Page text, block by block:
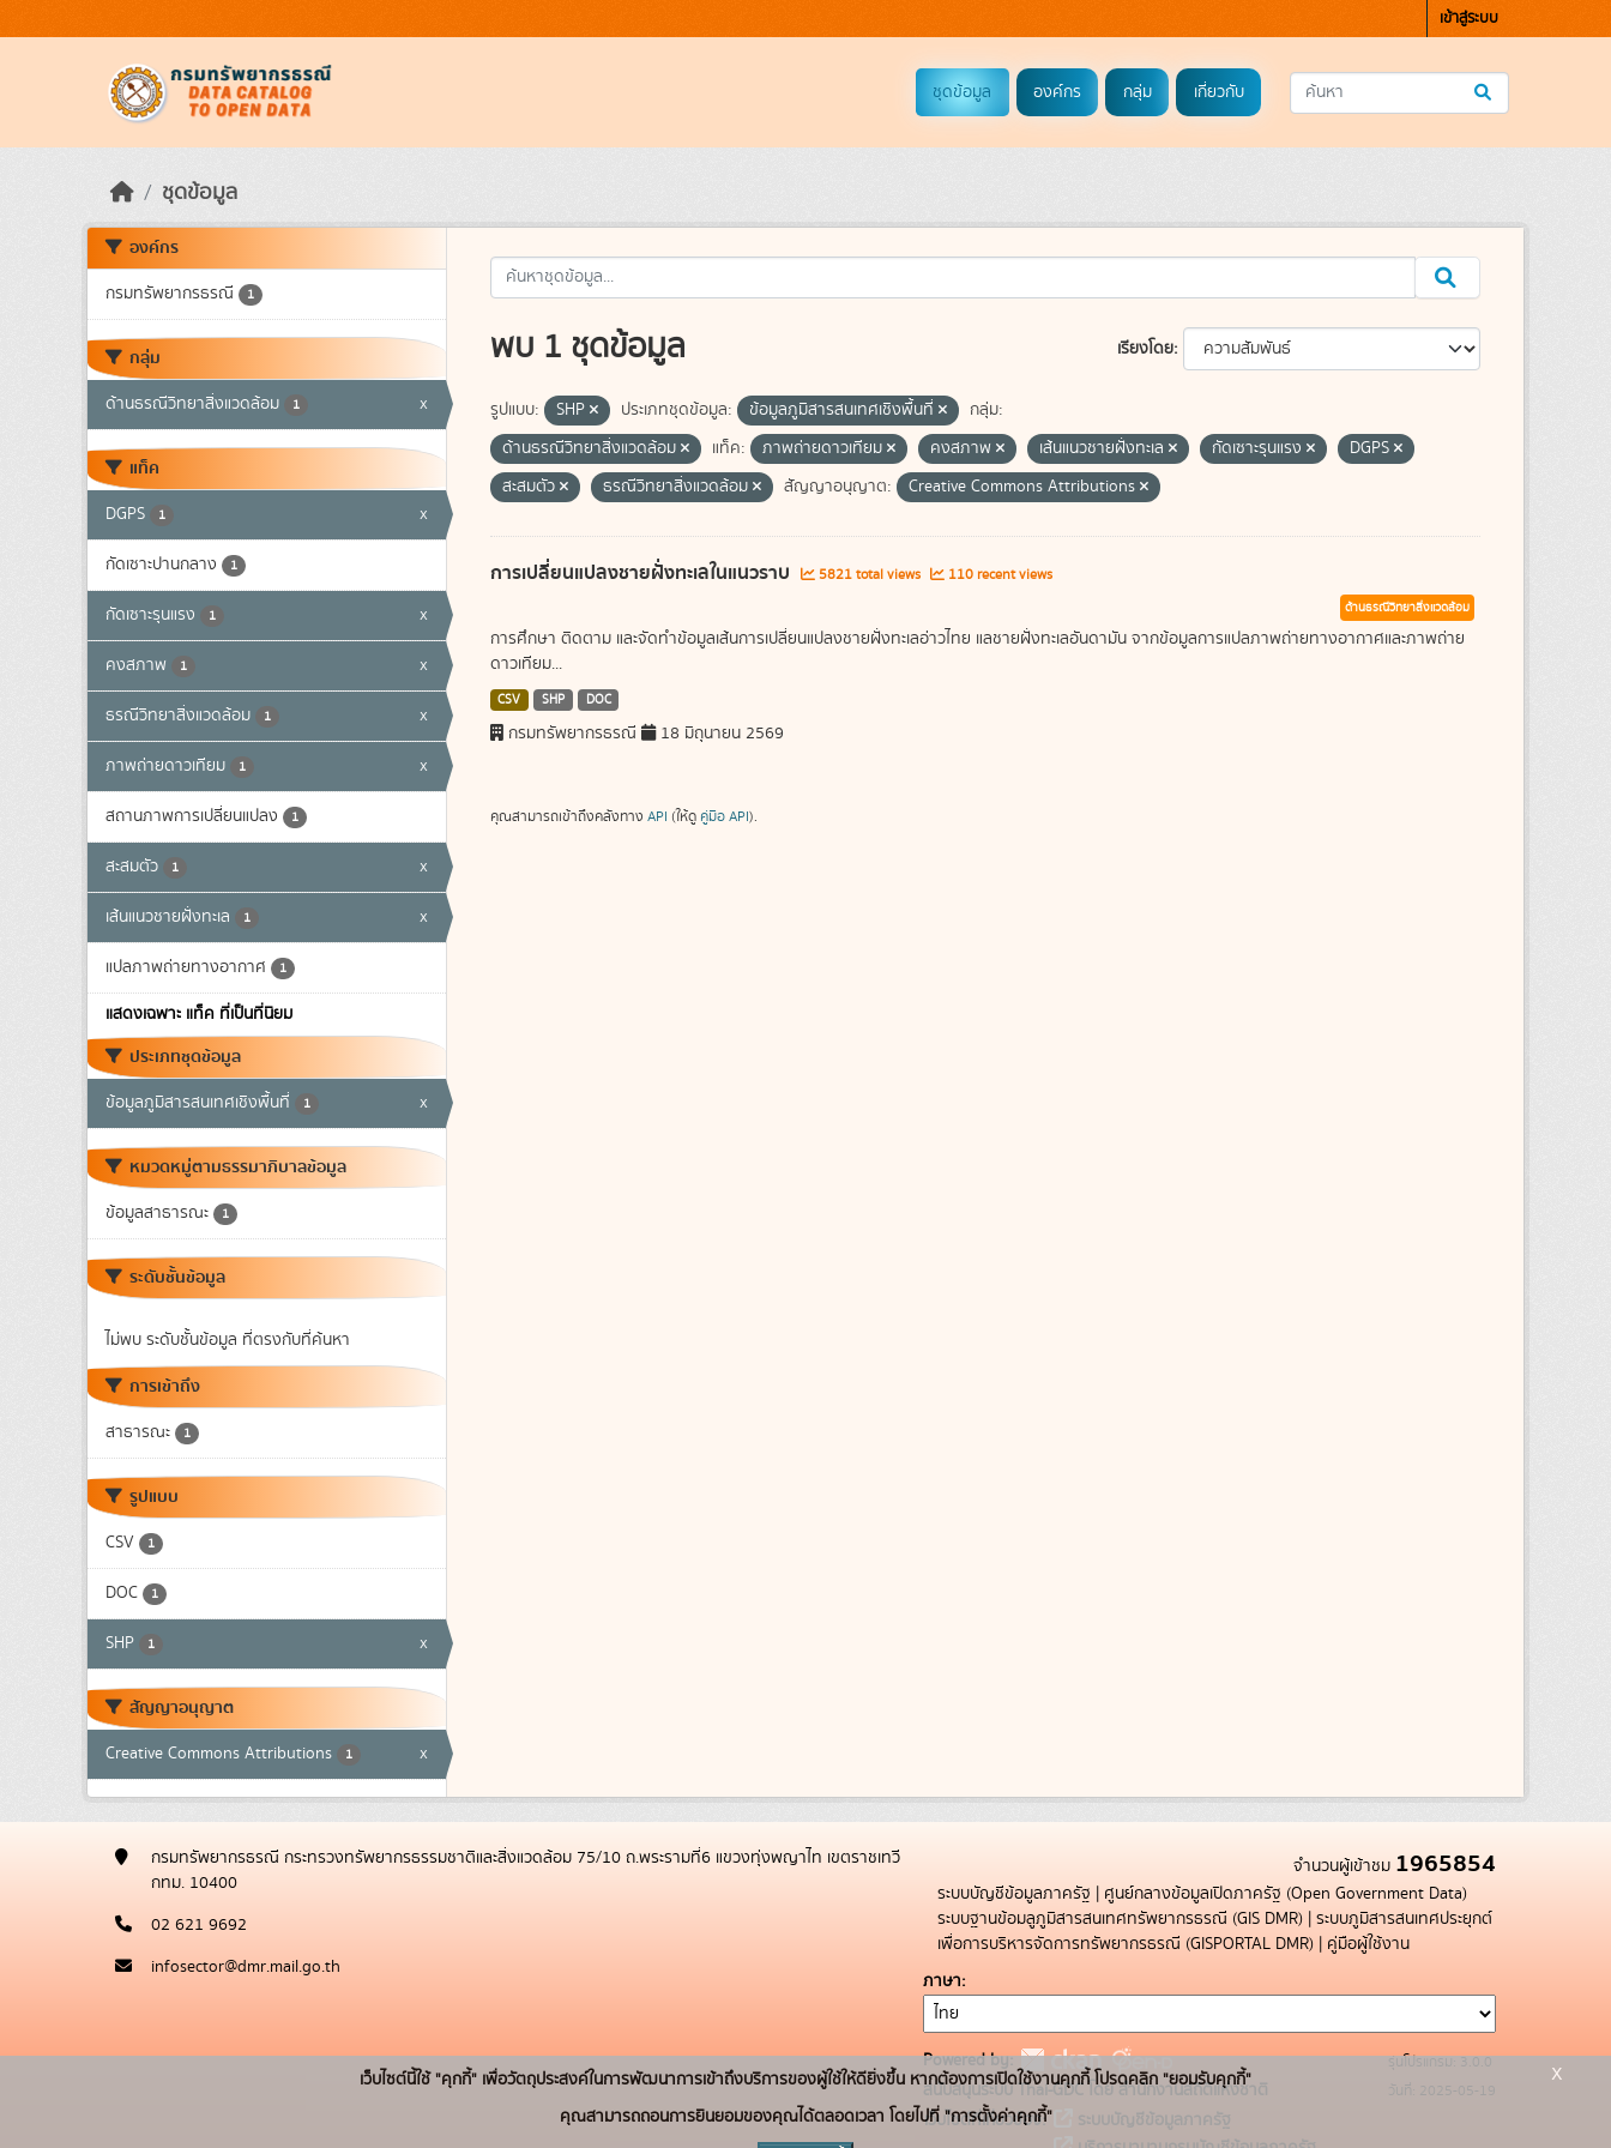
เข้าสู่ระบบ
ชุดข้อมูล องค์กร กลุ่ม เกี่ยวกับ
ชุดข้อมูล
องค์กร
กรมทรัพยากรธรณี 1
กลุ่ม
ด้านธรณีวิทยาสิ่งแวดล้อม 1 x
แท็ค
DGPS 1 x
กัดเซาะปานกลาง 1
กัดเซาะรุนแรง 1 x
คงสภาพ 1 x
ธรณีวิทยาสิ่งแวดล้อม 1 x
ภาพถ่ายดาวเทียม 1 x
สถานภาพการเปลี่ยนแปลง 1
สะสมตัว 1 x
เส้นแนวชายฝั่งทะเล 1 x
แปลภาพถ่ายทางอากาศ 1
แสดงเฉพาะ แท็ค ที่เป็นที่นิยม
ประเภทชุดข้อมูล
ข้อมูลภูมิสารสนเทศเชิงพื้นที่ 1 x
หมวดหมู่ตามธรรมาภิบาลข้อมูล
ข้อมูลสาธารณะ 1
ระดับชั้นข้อมูล
ไม่พบ ระดับชั้นข้อมูล ที่ตรงกับที่ค้นหา
การเข้าถึง
สาธารณะ 1
รูปแบบ
CSV 1
DOC 1
SHP 1 x
สัญญาอนุญาต
Creative Commons Attributions 1 x
เรียงโดย
พบ 1 ชุดข้อมูล
รูปแบบ: SHP ประเภทชุดข้อมูล: ข้อมูลภูมิสารสนเทศเชิงพื้นที่
กลุ่ม:
ด้านธรณีวิทยาสิ่งแวดล้อม
แท็ค: ภาพถ่ายดาวเทียม คงสภาพ เส้นแนวชายฝั่งทะเล กัดเซาะรุนแรง
DGPS
สะสมตัว
ธรณีวิทยาสิ่งแวดล้อม สัญญาอนุญาต: Creative Commons Attributions
การเปลี่ยนแปลงชายฝั่งทะเลในแนวราบ 5821 total views 110 recent views
ด้านธรณีวิทยาสิ่งแวดล้อม
การศึกษา ติดตาม และจัดทำข้อมูลเส้นการเปลี่ยนแปลงชายฝั่งทะเลอ่าวไทย แลชายฝั่งทะเลอันดามัน จากข้อมูลการแปลภาพถ่ายทางอากาศและภาพถ่าย
ดาวเทียม...
CSV SHP DOC
กรมทรัพยากรธรณี 18 มิถุนายน 2569
คุณสามารถเข้าถึงคลังทาง API (ให้ดู คู่มือ API).
กรมทรัพยากรธรณี กระทรวงทรัพยากรธรรมชาติและสิ่งแวดล้อม 75/10 ถ.พระรามที่6 แขวงทุ่งพญาไท เขตราชเทวี
กทม. 10400
02 621 9692
infosector@dmr.mail.go.th
จำนวนผู้เข้าชม 1965854
ระบบบัญชีข้อมูลภาครัฐ | ศูนย์กลางข้อมูลเปิดภาครัฐ (Open Government Data)
ระบบฐานข้อมลูภูมิสารสนเทศทรัพยากรธรณี (GIS DMR) | ระบบภูมิสารสนเทศประยุกต์
เพื่อการบริหารจัดการทรัพยากรธรณี (GISPORTAL DMR) | คู่มือผู้ใช้งาน
ภาษา
Powered by:
สนับสนุนระบบ Thai-GDC โดย สำนักงานสถิติแห่งชาติ
เว็บไซต์ที่เกี่ยวข้อง:
ระบบบัญชีข้อมูลภาครัฐ
รุ่นโปรแกรม: 3.0.0
วันที่: 2025-05-19
เว็บไซต์นี้ใช้ "คุกกี้" เพื่อวัตถุประสงค์ในการพัฒนาการเข้าถึงบริการของผู้ใช้ให้ดียิ่งขึ้น หากต้องการเปิดใช้งานคุกกี้ โปรดคลิก "ยอมรับคุกกี้"
คุณสามารถถอนการยินยอมของคุณได้ตลอดเวลา โดยไปที่ "การตั้งค่าคุกกี้"
x